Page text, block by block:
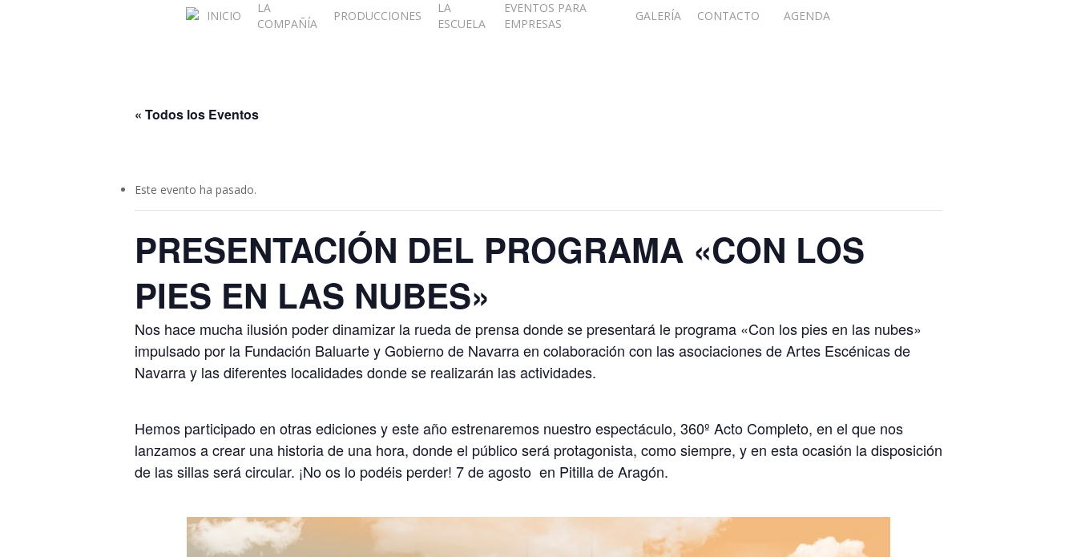
INICIO
LA
COMPAÑÍA
PRODUCCIONES
LA
ESCUELA
EVENTOS PARA
EMPRESAS
GALERÍA CONTACTO AGENDA
« Todos los Eventos
Este evento ha pasado.
PRESENTACIÓN DEL PROGRAMA «CON LOS
PIES EN LAS NUBES»
Nos hace mucha ilusión poder dinamizar la rueda de prensa donde se presentará le programa «Con los pies en las nubes»
impulsado por la Fundación Baluarte y Gobierno de Navarra en colaboración con las asociaciones de Artes Escénicas de
Navarra y las diferentes localidades donde se realizarán las actividades.
Hemos participado en otras ediciones y este año estrenaremos nuestro espectáculo, 360º Acto Completo, en el que nos
lanzamos a crear una historia de una hora, donde el público será protagonista, como siempre, y en esta ocasión la disposición
de las sillas será circular. ¡No os lo podéis perder! 7 de agosto en Pitilla de Aragón.